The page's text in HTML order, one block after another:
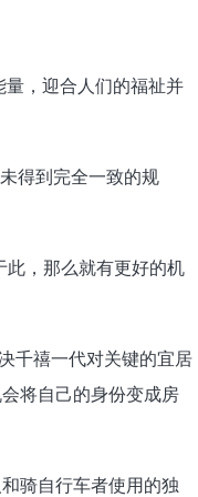
量，迎合人们的福祉并
得到完全一致的规
此，那么就有更好的机
千禧一代对关键的宜居
将自己的身份变成房
骑自行车者使用的独